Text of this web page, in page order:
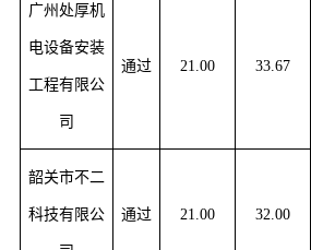
广州处厚机
电设备安装
工程有限公
司
通过 21.00 33.67
韶关市不二
科技有限公 通过 21.00 32.00